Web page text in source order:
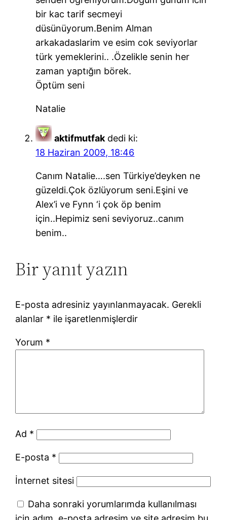
bir kac tarif secmeyi
düsünüyorum.Benim Alman
arkakadaslarim ve esim cok seviyorlar
türk yemeklerini.. .Özelikle senin her
zaman yaptığın börek.
Öptüm seni
Natalie
aktifmutfak dedi ki:
18 Haziran 2009, 18:46
Canım Natalie….sen Türkiye’deyken ne
güzeldi.Çok özlüyorum seni.Eşini ve
Alex’i ve Fynn ‘i çok öp benim
için..Hepimiz seni seviyoruz..canım
benim..
Bir yanıt yazın
E-posta adresiniz yayınlanmayacak. Gerekli
alanlar * ile işaretlenmişlerdir
Yorum *
Ad *
E-posta *
İnternet sitesi
Daha sonraki yorumlarımda kullanılması